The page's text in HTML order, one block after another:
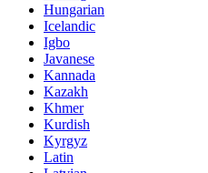
Hungarian
Icelandic
Igbo
Javanese
Kannada
Kazakh
Khmer
Kurdish
Kyrgyz
Latin